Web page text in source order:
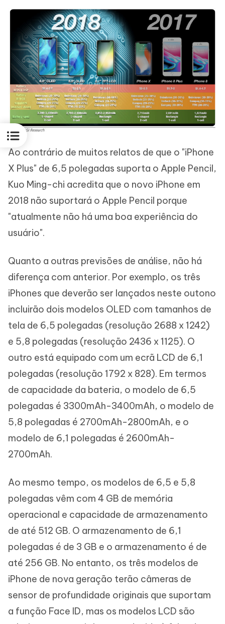
Ao contrário de muitos relatos de que o "iPhone
X Plus" de 6,5 polegadas suporta o Apple Pencil,
Kuo Ming-chi acredita que o novo iPhone em
2018 não suportará o Apple Pencil porque
"atualmente não há uma boa experiência do
usuário".
Quanto a outras previsões de análise, não há
diferença com anterior. Por exemplo, os três
iPhones que deverão ser lançados neste outono
incluirão dois modelos OLED com tamanhos de
tela de 6,5 polegadas (resolução 2688 x 1242)
e 5,8 polegadas (resolução 2436 x 1125). O
outro está equipado com um ecrã LCD de 6,1
polegadas (resolução 1792 x 828). Em termos
de capacidade da bateria, o modelo de 6,5
polegadas é 3300mAh-3400mAh, o modelo de
5,8 polegadas é 2700mAh-2800mAh, e o
modelo de 6,1 polegadas é 2600mAh-
2700mAh.
Ao mesmo tempo, os modelos de 6,5 e 5,8
polegadas vêm com 4 GB de memória
operacional e capacidade de armazenamento
de até 512 GB. O armazenamento de 6,1
polegadas é de 3 GB e o armazenamento é de
até 256 GB. No entanto, os três modelos de
iPhone de nova geração terão câmeras de
sensor de profundidade originais que suportam
a função Face ID, mas os modelos LCD são